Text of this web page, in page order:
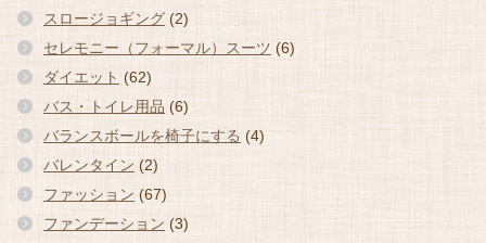
スロージョギング (2)
セレモニー（フォーマル）スーツ (6)
ダイエット (62)
バス・トイレ用品 (6)
バランスボールを椅子にする (4)
バレンタイン (2)
ファッション (67)
ファンデーション (3)